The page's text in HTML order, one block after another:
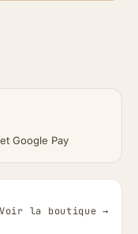
Google Pay
Voir la boutique →